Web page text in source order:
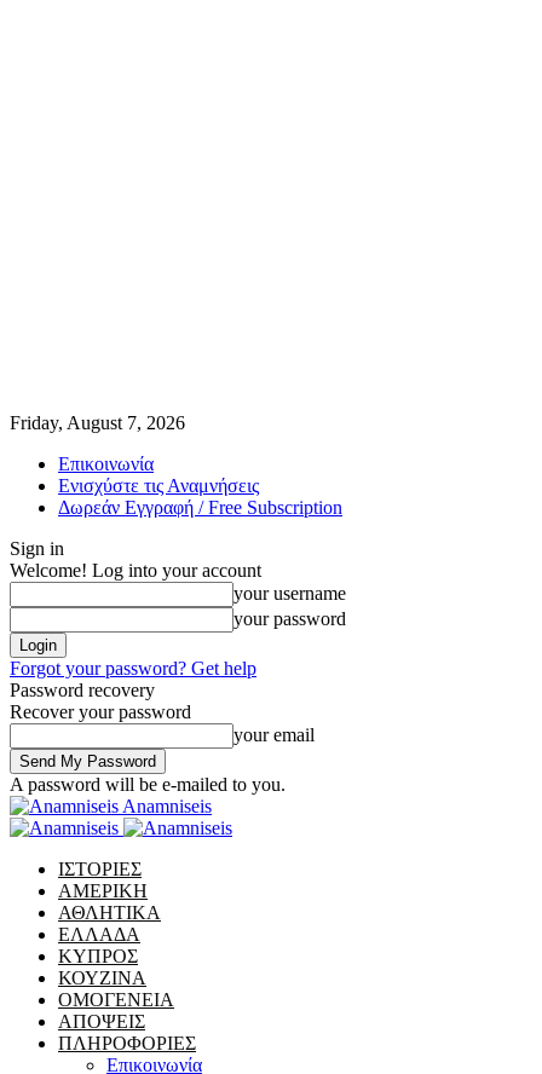
Friday, August 7, 2026
Επικοινωνία
Ενισχύστε τις Αναμνήσεις
Δωρεάν Εγγραφή / Free Subscription
Sign in
Welcome! Log into your account
your username
your password
Forgot your password? Get help
Password recovery
Recover your password
your email
A password will be e-mailed to you.
Anamniseis
ΙΣΤΟΡΙΕΣ
ΑΜΕΡΙΚΗ
ΑΘΛΗΤΙΚΑ
ΕΛΛΑΔΑ
ΚΥΠΡΟΣ
ΚΟΥΖΙΝΑ
ΟΜΟΓΕΝΕΙΑ
ΑΠΟΨΕΙΣ
ΠΛΗΡΟΦΟΡΙΕΣ
Επικοινωνία